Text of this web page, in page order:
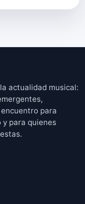
actualidad musical:
para
para quienes